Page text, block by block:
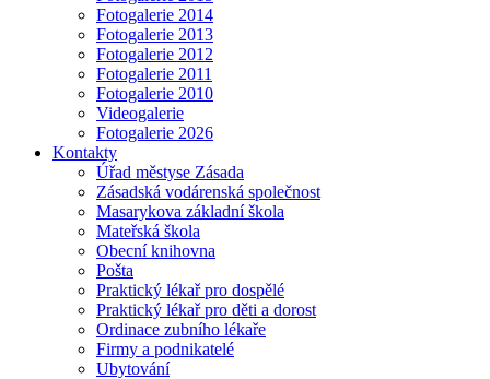
Fotogalerie 2014
Fotogalerie 2013
Fotogalerie 2012
Fotogalerie 2011
Fotogalerie 2010
Videogalerie
Fotogalerie 2026
Kontakty
Úřad městyse Zásada
Zásadská vodárenská společnost
Masarykova základní škola
Mateřská škola
Obecní knihovna
Pošta
Praktický lékař pro dospělé
Praktický lékař pro děti a dorost
Ordinace zubního lékaře
Firmy a podnikatelé
Ubytování